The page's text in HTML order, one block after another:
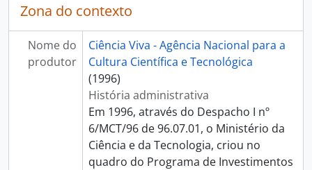
[Item] Vencedora do Famelab em Portugal, 2014-05-25
[Item] 15.º Aniverário do Pavilhão do Conhecimento, 2014-07-25
[Item] 15.º Aniverário do Pavilhão do Conhecimento, 2014-07-26
[Item] Rosetta: a Europa à caça de cometas, 2014-09-16
[Item] Dia do animal - 2014, 2014-10-04
[Item] Exposição "Loucamente - a nova exposição sobre bem-estar mental", 2015-01-11
[Item] Exposição "Loucamente - a nova exposição sobre bem-estar mental", 2015-01-11
[Item] Exposição "As mulheres na ciência", 2015-03-07
[Item] Exposição "As mulheres na ciência", 2015-03-08
Zona do contexto
Nome do
produtor
Ciência Viva - Agência Nacional para a
Cultura Científica e Tecnológica
(1996)
História administrativa
Em 1996, através do Despacho I nº
6/MCT/96 de 96.07.01, o Ministério da
Ciência e da Tecnologia, criou no
quadro do Programa de Investimentos